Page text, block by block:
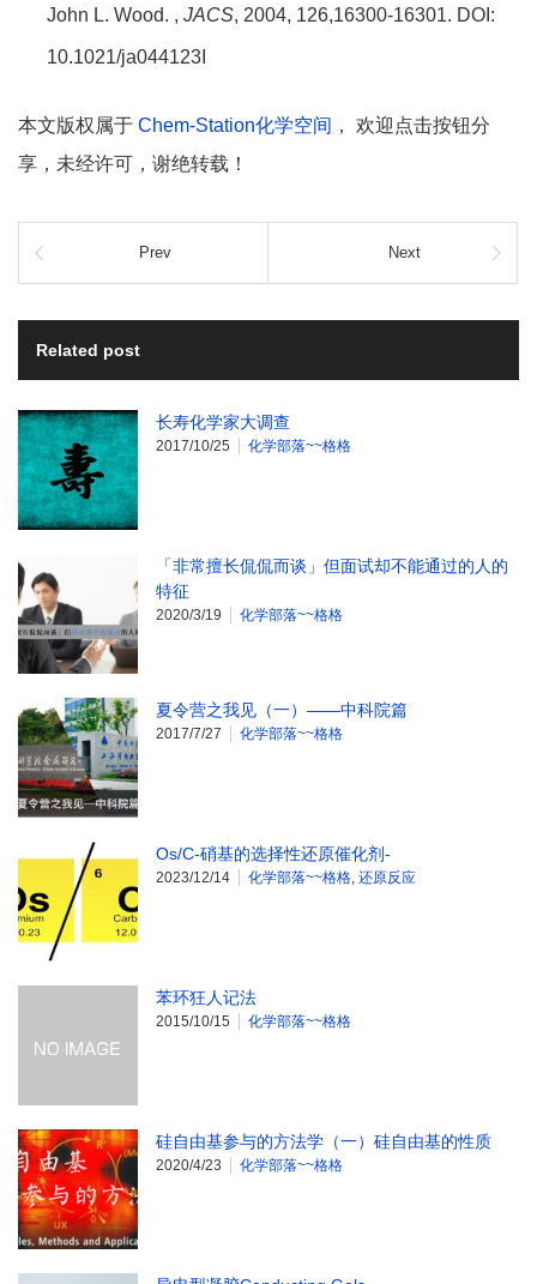
John L. Wood. , JACS, 2004, 126,16300-16301. DOI:
10.1021/ja044123I
本文版权属于 Chem-Station化学空间 ， 欢迎点击按钮分
享，未经许可，谢绝转载！
Prev Next
Related post
长寿化学家大调查
2017/10/25 化学部落~~格格
「非常擅长侃侃而谈」但面试却不能通过的人的
特征
2020/3/19 化学部落~~格格
夏令营之我见（一）——中科院篇
2017/7/27 化学部落~~格格
Os/C-硝基的选择性还原催化剂-
2023/12/14 化学部落~~格格, 还原反应
苯环狂人记法
2015/10/15 化学部落~~格格
硅自由基参与的方法学（一）硅自由基的性质
2020/4/23 化学部落~~格格